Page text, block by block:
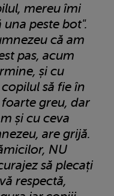
mereu îmi
una peste bot".
că am
pas, acum
și cu
să fie în
greu, dar
și cu ceva
are grijă.
NU
să plecați
respectă,